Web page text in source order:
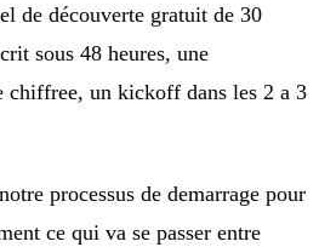
de découverte gratuit de 30
sous 48 heures, une
chiffree, un kickoff dans les 2 a 3
processus de demarrage pour
ce qui va se passer entre